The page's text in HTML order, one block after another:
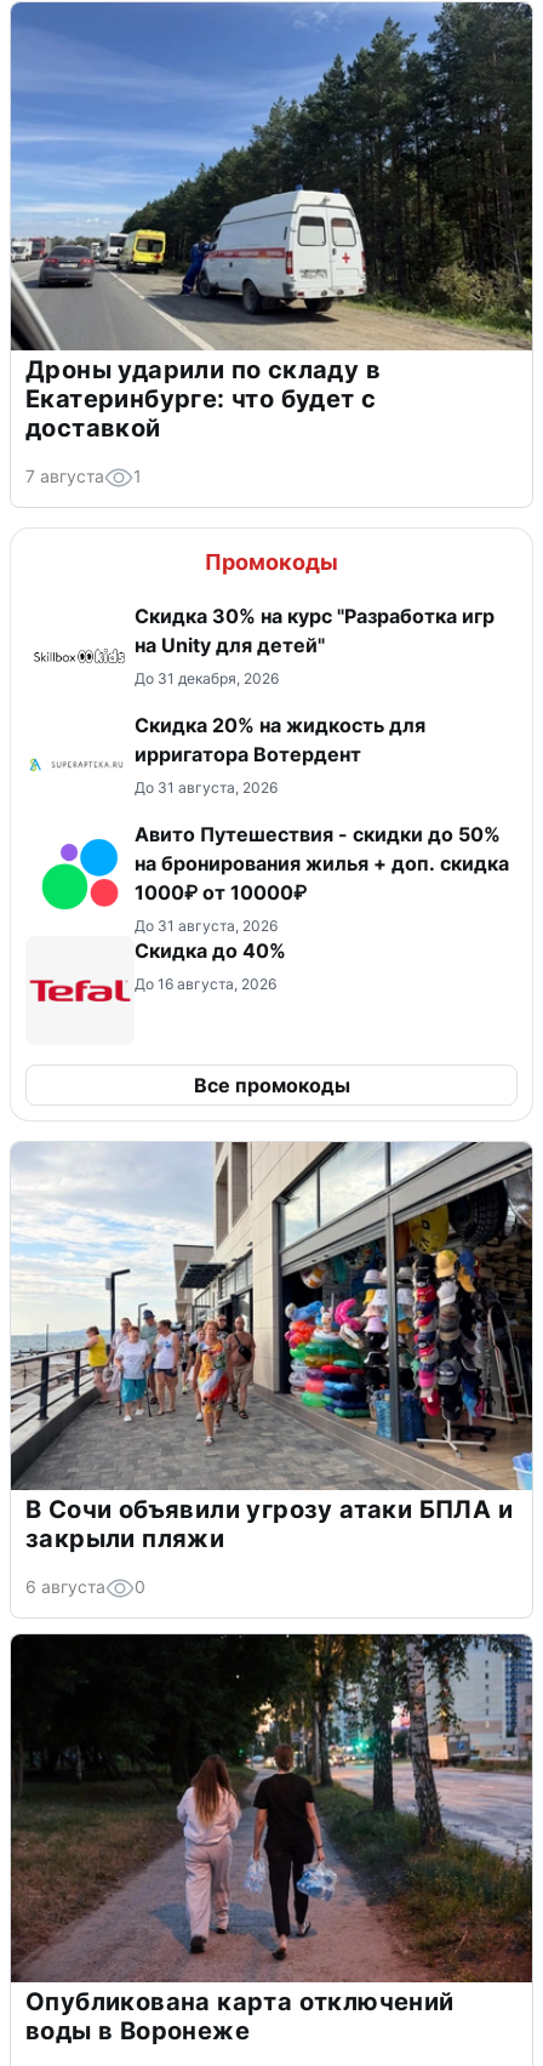
Дроны ударили по складу в
Екатеринбурге: что будет с
доставкой
7 августа 1
Промокоды
Скидка 30% на курс "Разработка игр
на Unity для детей"
До 31 декабря, 2026
Скидка 20% на жидкость для
ирригатора Вотердент
До 31 августа, 2026
Авито Путешествия - скидки до 50%
на бронирования жилья + доп. скидка
1000₽ от 10000₽
До 31 августа, 2026
Скидка до 40%
До 16 августа, 2026
Все промокоды
В Сочи объявили угрозу атаки БПЛА и
закрыли пляжи
6 августа 0
Опубликована карта отключений
воды в Воронеже